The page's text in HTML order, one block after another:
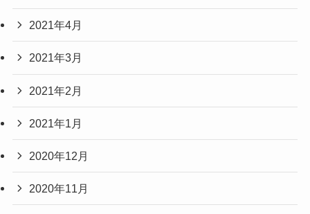
2021年4月
2021年3月
2021年2月
2021年1月
2020年12月
2020年11月